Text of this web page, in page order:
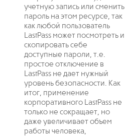
учетную запись или сменить
пароль на этом ресурсе, так
как любой пользователь
LastPass может посмотреть и
скопировать себе
доступные пароли, т.е.
простое отключение в
LastPass не дает нужный
уровень безопасности. Как
итог, применение
корпоративного LastPass не
только не сокращает, но
даже увеличивает объем
работы человека,